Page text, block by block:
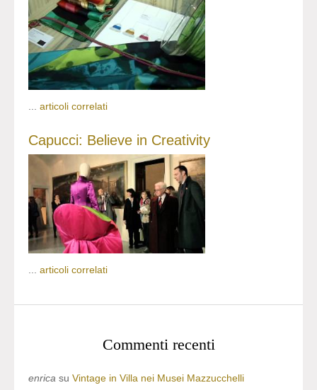
articoli correlati
Capucci: Believe in Creativity
... articoli correlati
Commenti recenti
enrica su Vintage in Villa nei Musei Mazzucchelli